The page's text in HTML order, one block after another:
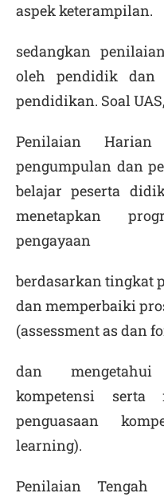
aspek keterampilan.
sedangkan
oleh pendidik dan
pendidikan. Soal
Penilaian
pengumpulan dan
belajar peserta
menetapkan
pengayaan
berdasarkan tingkat
dan memperbaiki
(assessment asdan
dan
kompetensi serta
penguasaan
learning).
Penilaian Tengah